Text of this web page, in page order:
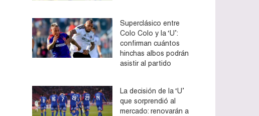
Superclásico entre
Colo Colo y la ‘U’:
confirman cuántos
hinchas albos podrán
asistir al partido
La decisión de la ‘U’
que sorprendió al
mercado: renovarán a